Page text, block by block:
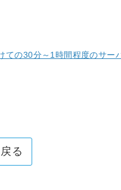
の30分～1時間程度のサー
る